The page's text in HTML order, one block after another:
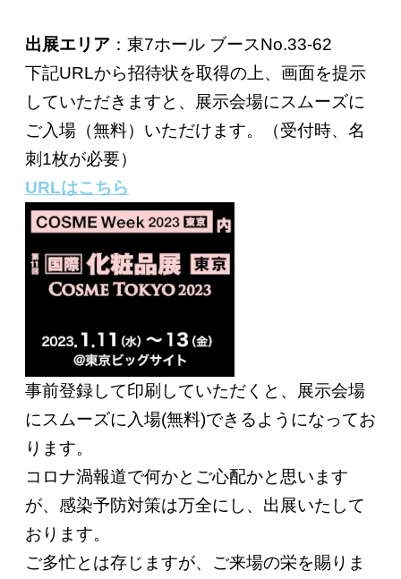
出展エリア ：東7ホール ブースNo.33-62
下記URLから招待状を取得の上、画面を提示
していただきますと、展示会場にスムーズに
ご入場（無料）いただけます。（受付時、名
刺1枚が必要）
URLはこちら
事前登録して印刷していただくと、展示会場
にスムーズに入場(無料)できるようになってお
ります。
コロナ渦報道で何かとご心配かと思います
が、感染予防対策は万全にし、出展いたして
おります。
ご多忙とは存じますが、ご来場の栄を賜りま